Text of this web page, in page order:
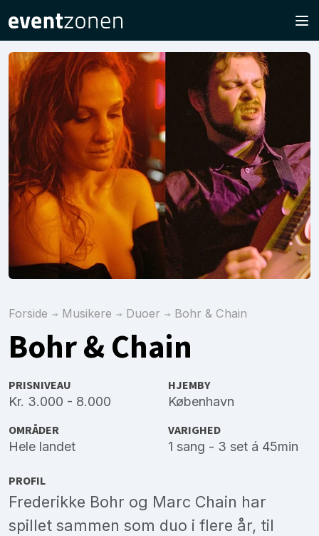
Forside Musikere Duoer Bohr & Chain
Bohr & Chain
PRISNIVEAU
Kr. 3.000 - 8.000
HJEMBY
København
OMRÅDER
Hele landet
VARIGHED
1 sang - 3 set á 45min
PROFIL
Frederikke Bohr og Marc Chain har
spillet sammen som duo i flere år, til